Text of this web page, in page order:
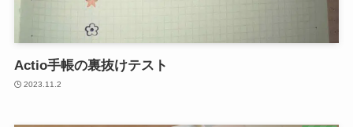
Actio手帳の裏抜けテスト
2023.11.2